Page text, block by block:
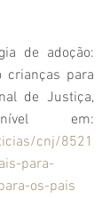
de adoção:
crianças para
de Justiça,
cnj/8521
para-
os-pais